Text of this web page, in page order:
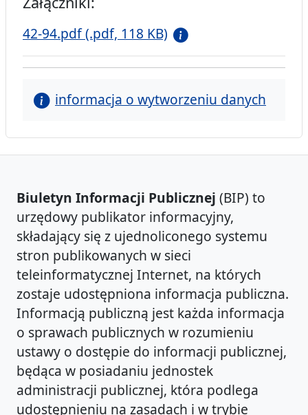
42-94.pdf (.pdf, 118 KB)
informacja o wytworzeniu danych
Biuletyn Informacji Publicznej (BIP) to
urzędowy publikator informacyjny,
składający się z ujednoliconego systemu
stron publikowanych w sieci
teleinformatycznej Internet, na których
zostaje udostępniona informacja publiczna.
Informacją publiczną jest każda informacja
o sprawach publicznych w rozumieniu
ustawy o dostępie do informacji publicznej,
będąca w posiadaniu jednostek
administracji publicznej, która podlega
udostępnieniu na zasadach i w trybie